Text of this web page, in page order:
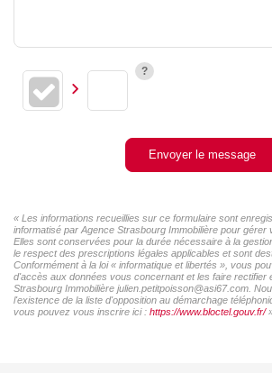
Envoyer le message
« Les informations recueillies sur ce formulaire sont
informatisé par Agence Strasbourg Immobilière pour gérer
Elles sont conservées pour la durée nécessaire à la
le respect des prescriptions légales applicables et sont
Conformément à la loi « informatique et libertés », vous
d'accès aux données vous concernant et les faire rectifier
Strasbourg Immobilière julien.petitpoisson@asi67.com.
l'existence de la liste d'opposition au démarchage
vous pouvez vous inscrire ici : https://www.bloctel.gouv.fr/